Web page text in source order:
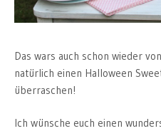
Das wars auch schon wieder
natürlich einen Halloween
überraschen!
Ich wünsche euch einen